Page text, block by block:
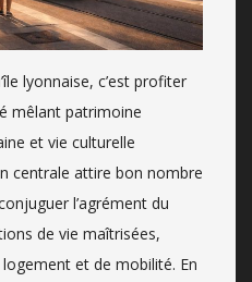
lyonnaise, c’est profiter
mêlant patrimoine
et vie culturelle
centrale attire bon nombre
l’agrément du
de vie maîtrisées,
et de mobilité. En